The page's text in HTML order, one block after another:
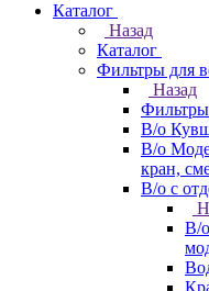
Каталог
Назад
Каталог
Фильтры для
Назад
В/о
В/о
кран,
В/о с
В/